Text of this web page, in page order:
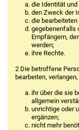
die Identität
den Zweck der
die bearbeiteten
gegebenenfalls
Empfängern,
werden;
ihre Rechte.
2 Die betroffene
bearbeiten,
ihr über die sie
allgemein
unrichtige oder
ergänzen;
nicht mehr